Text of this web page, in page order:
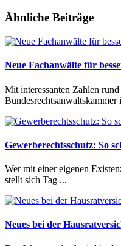
Ähnliche Beiträge
Neue Fachanwälte für
Mit interessanten Zahlen
Bundesrechtsanwaltskammer
Gewerberechtsschutz: So
Wer mit einer eigenen
stellt sich Tag ...
Neues bei der